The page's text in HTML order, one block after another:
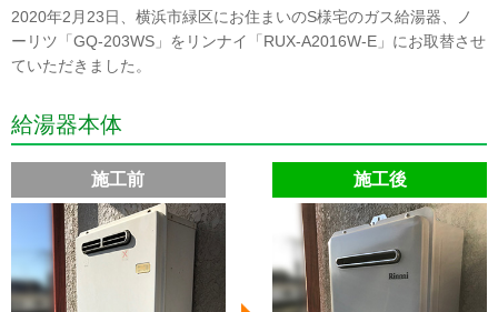
2020年2月23日、横浜市緑区にお住まいのS様宅のガス給湯器、ノ
ーリツ「GQ-203WS」をリンナイ「RUX-A2016W-E」にお取替させ
ていただきました。
給湯器本体
施工前 施工後